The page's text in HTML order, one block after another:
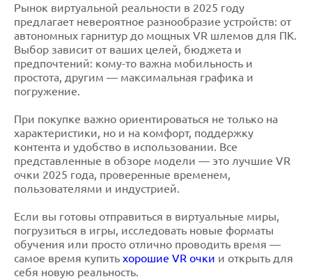
Рынок виртуальной реальности в 2025 году
предлагает невероятное разнообразие устройств: от
автономных гарнитур до мощных VR шлемов для ПК.
Выбор зависит от ваших целей, бюджета и
предпочтений: кому-то важна мобильность и
простота, другим — максимальная графика и
погружение.
При покупке важно ориентироваться не только на
характеристики, но и на комфорт, поддержку
контента и удобство в использовании. Все
представленные в обзоре модели — это лучшие VR
очки 2025 года, проверенные временем,
пользователями и индустрией.
Если вы готовы отправиться в виртуальные миры,
погрузиться в игры, исследовать новые форматы
обучения или просто отлично проводить время —
самое время купить хорошие VR очки и открыть для
себя новую реальность.